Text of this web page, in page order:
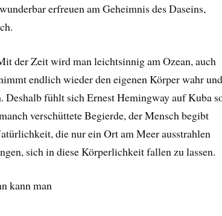
erfreuen am Geheimnis des Daseins,
der Zeit wird man leichtsinnig am Ozean, auch
endlich wieder den eigenen Körper wahr und
Deshalb fühlt sich Ernest Hemingway auf Kuba
verschüttete Begierde, der Mensch begibt
die nur ein Ort am Meer ausstrahlen
sich in diese Körperlichkeit fallen zu lassen.
kann man